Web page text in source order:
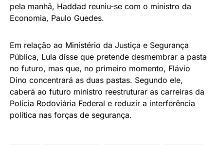
pela manhã, Haddad reuniu-se com o ministro da
Economia, Paulo Guedes.
Em relação ao Ministério da Justiça e Segurança
Pública, Lula disse que pretende desmembrar a pasta
no futuro, mas que, no primeiro momento, Flávio
Dino concentrará as duas pastas. Segundo ele,
caberá ao futuro ministro reestruturar as carreiras da
Polícia Rodoviária Federal e reduzir a interferência
política nas forças de segurança.